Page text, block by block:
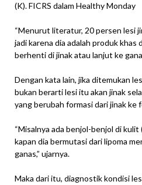
(K). FICRS dalam Healthy Monday
“Menurut literatur, 20 persen lesi
jadi karena dia adalah produk khas
berhenti di jinak atau lanjut ke
Dengan kata lain, jika ditemukan
bukan berarti lesi itu akan jinak
yang berubah formasi dari jinak ke
“Misalnya ada benjol-benjol di
kapan dia bermutasi dari lipoma
ganas,” ujarnya.
Maka dari itu, diagnostik kondisi